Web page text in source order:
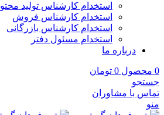
استخدام کارشناس تولید محتوا
استخدام کارشناس فروش
استخدام کارشناس بازرگانی
استخدام مسئول دفتر
درباره ما
0 محصول 0 تومان
جستجو
تماس با مشاوران
منو